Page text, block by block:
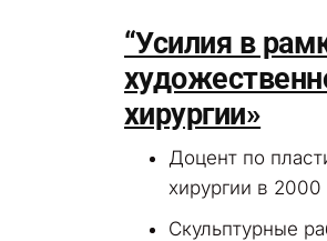
“Усилия в
хирургии»
Доцент по
хирургии в
Скульптурные